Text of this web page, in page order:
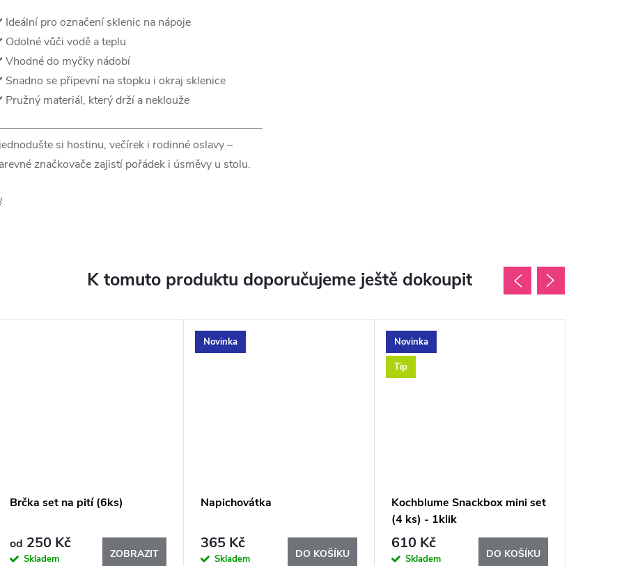
pro označení sklenic na nápoje
vůči vodě a teplu
do myčky nádobí
se připevní na stopku i okraj sklenice
materiál, který drží a neklouže
si hostinu, večírek i rodinné oslavy –
značkovače zajistí pořádek i úsměvy u stolu.
K tomuto produktu doporučujeme ještě dokoupit
Brčka set na pití (6ks)
od 250 Kč
Skladem ZOBRAZIT
Novinka
Napichovátka
365 Kč
Skladem DO KOŠÍKU
Novinka
Tip
Kochblume Snackbox mini set
(4 ks) - 1klik
610 Kč
Skladem DO KOŠÍKU